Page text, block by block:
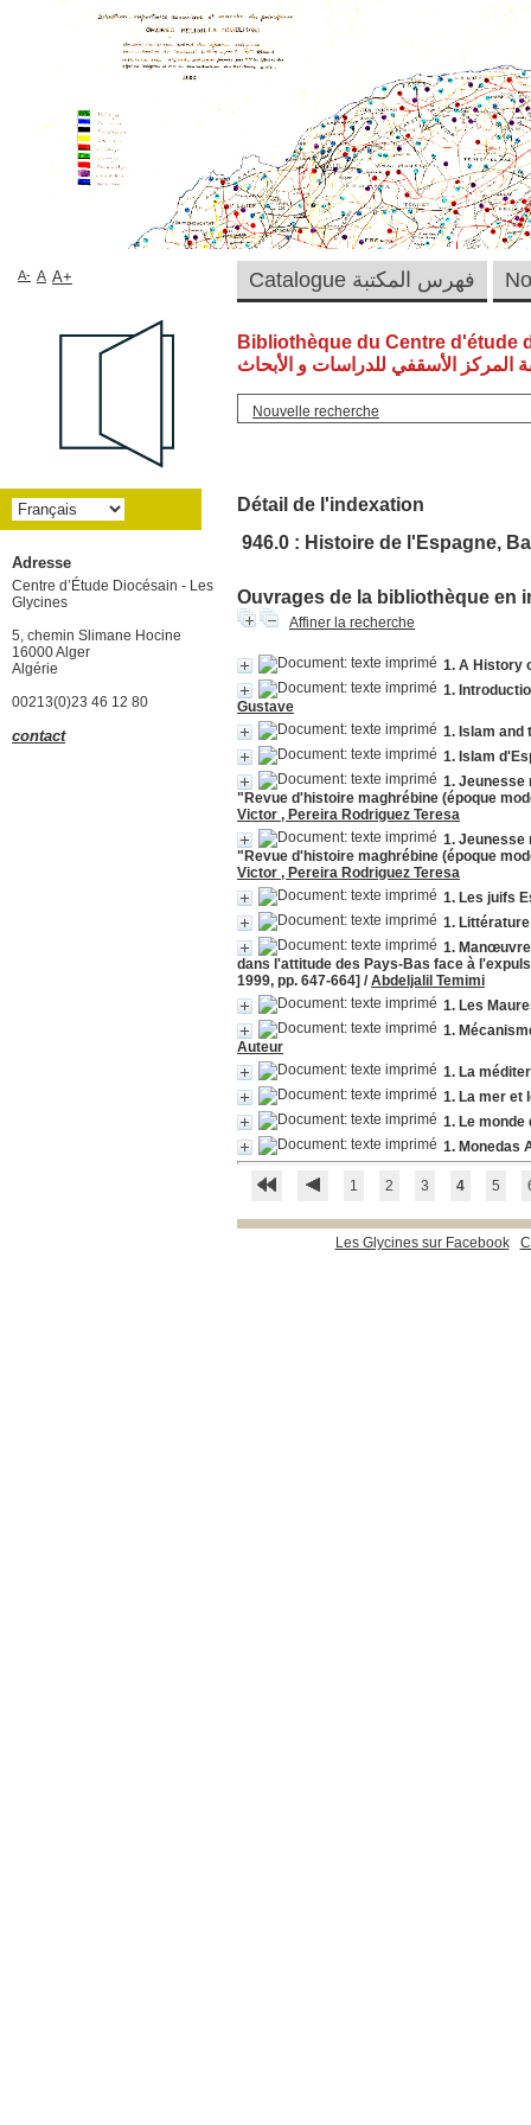
Bibliothèque du Centre d'étude
المركز الأسقفي للدراسات و الأبحاث
Nouvelle recherche
Détail de l'indexation
946.0 : Histoire de l'Espagne,
Ouvrages de la bibliothèque en
Affiner la recherche
1. A History
1.
Gustave
1. Islam and
1. Islam
1. Jeunesse
"Revue d'histoire maghrébine (époque
Victor , Pereira Rodriguez Teresa
1. Jeunesse
"Revue d'histoire maghrébine (époque
Victor , Pereira Rodriguez Teresa
1. Les juifs
1.
1.
dans l'attitude des Pays-Bas face à
1999, pp. 647-664] /Abdeljalil Temimi
1. Les
1.
Auteur
1. La
1. La mer et
1. Le monde
1. Monedas
1 2 3 4 5
Les Glycines sur Facebook
Catalogue فهرس المكتبة A- A A+
Adresse
Centre d’Étude Diocésain - Les
Glycines
5, chemin Slimane Hocine
16000 Alger
Algérie
00213(0)23 46 12 80
contact